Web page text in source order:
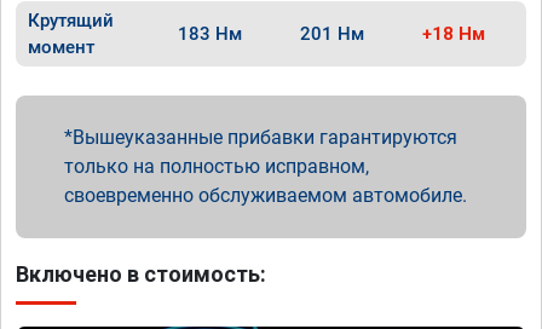
Крутящий
момент
183 Нм 201 Нм +18 Нм
Вышеуказанные прибавки гарантируются
только на полностью исправном,
своевременно обслуживаемом автомобиле.
Включено в стоимость: